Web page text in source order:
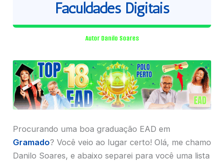
Faculdades Digitais
Autor Danilo Soares
Procurando uma boa graduação EAD em
Gramado? Você veio ao lugar certo! Olá, me chamo
Danilo Soares, e abaixo separei para você uma lista